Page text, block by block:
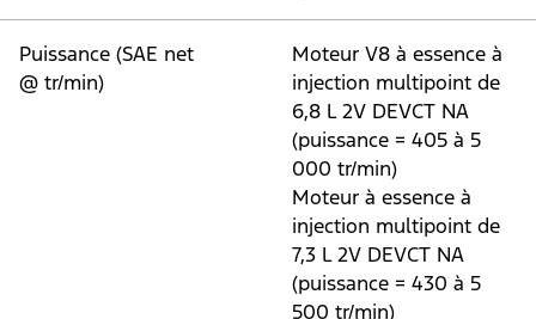
Puissance (SAE net
@ tr/min)
Moteur V8 à essence à
injection multipoint de
6,8 L 2V DEVCT NA
(puissance = 405 à 5
000 tr/min)
Moteur à essence à
injection multipoint de
7,3 L 2V DEVCT NA
(puissance = 430 à 5
500 tr/min)